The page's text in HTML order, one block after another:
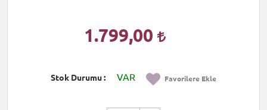
1.799,00
Stok Durumu VAR Favorilere Ekle